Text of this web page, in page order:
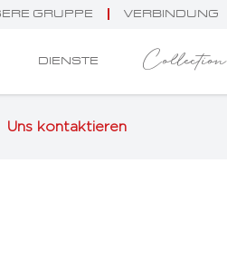
GRUPPE VERBINDUNG
DIENSTE Collection
Uns kontaktieren